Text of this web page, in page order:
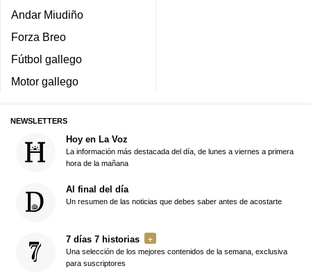
Andar Miudiño
Forza Breo
Fútbol gallego
Motor gallego
NEWSLETTERS
Hoy en La Voz
La información más destacada del día, de lunes a viernes a primera
hora de la mañana
Al final del día
Un resumen de las noticias que debes saber antes de acostarte
7 días 7 historias
Una selección de los mejores contenidos de la semana, exclusiva
para suscriptores